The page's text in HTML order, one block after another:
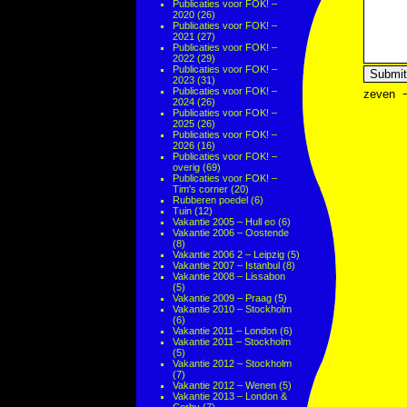
Publicaties voor FOK! –
2020 (26)
Publicaties voor FOK! –
2021 (27)
Publicaties voor FOK! –
2022 (29)
Publicaties voor FOK! –
2023 (31)
Publicaties voor FOK! –
2024 (26)
Publicaties voor FOK! –
2025 (26)
Publicaties voor FOK! –
2026 (16)
Publicaties voor FOK! –
overig (69)
Publicaties voor FOK! –
Tim's corner (20)
Rubberen poedel (6)
Tuin (12)
Vakantie 2005 – Hull eo (6)
Vakantie 2006 – Oostende
(8)
Vakantie 2006 2 – Leipzig (5)
Vakantie 2007 – Istanbul (8)
Vakantie 2008 – Lissabon
(5)
Vakantie 2009 – Praag (5)
Vakantie 2010 – Stockholm
(6)
Vakantie 2011 – London (6)
Vakantie 2011 – Stockholm
(5)
Vakantie 2012 – Stockholm
(7)
Vakantie 2012 – Wenen (5)
Vakantie 2013 – London &
zeven